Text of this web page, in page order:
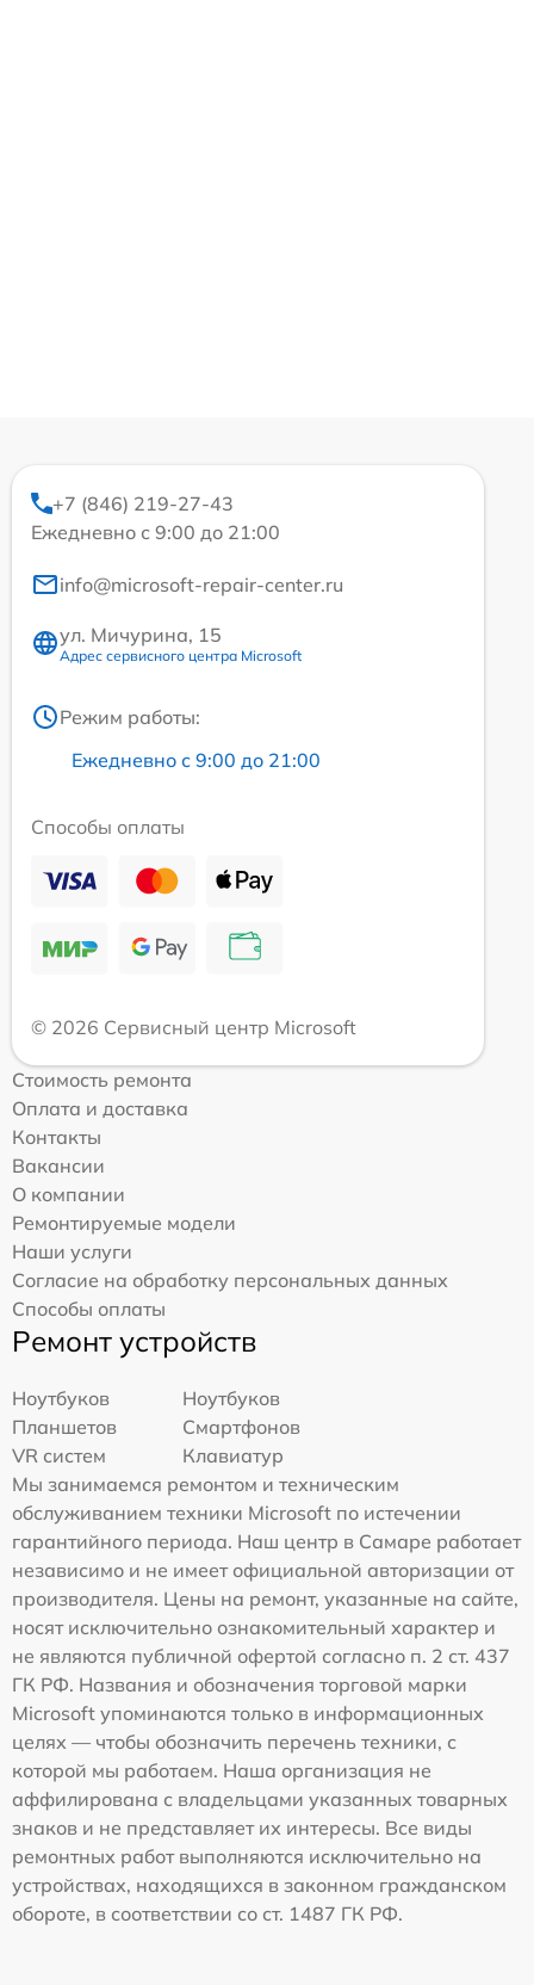
+7 (846) 219-27-43
Ежедневно с 9:00 до 21:00
info@microsoft-repair-center.ru
ул. Мичурина, 15
Адрес сервисного центра Microsoft
Режим работы:
Ежедневно с 9:00 до 21:00
Способы оплаты
© 2026 Сервисный центр Microsoft
Стоимость ремонта
Оплата и доставка
Контакты
Вакансии
О компании
Ремонтируемые модели
Наши услуги
Согласие на обработку персональных данных
Способы оплаты
Ремонт устройств
Ноутбуков
Ноутбуков
Планшетов
Смартфонов
VR систем
Клавиатур
Мы занимаемся ремонтом и техническим
обслуживанием техники Microsoft по истечении
гарантийного периода. Наш центр в Самаре работает
независимо и не имеет официальной авторизации от
производителя. Цены на ремонт, указанные на сайте,
носят исключительно ознакомительный характер и
не являются публичной офертой согласно п. 2 ст. 437
ГК РФ. Названия и обозначения торговой марки
Microsoft упоминаются только в информационных
целях — чтобы обозначить перечень техники, с
которой мы работаем. Наша организация не
аффилирована с владельцами указанных товарных
знаков и не представляет их интересы. Все виды
ремонтных работ выполняются исключительно на
устройствах, находящихся в законном гражданском
обороте, в соответствии со ст. 1487 ГК РФ.